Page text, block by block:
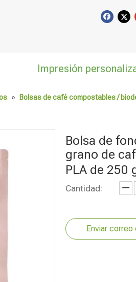
Impresión
» Bolsas de café compostables /
Bolsa de
grano de
PLA de 250
Cantidad:
Enviar